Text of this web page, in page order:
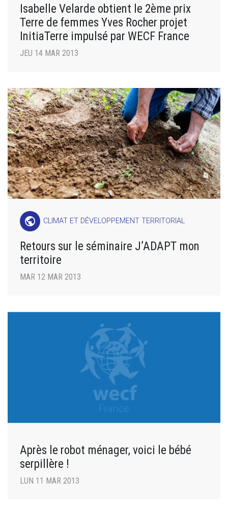
Isabelle Velarde obtient le 2ème prix
Terre de femmes Yves Rocher projet
InitiaTerre impulsé par WECF France
JEU 14 MAR 2013
public CLIMAT ET DÉVELOPPEMENT TERRITORIAL
Retours sur le séminaire J’ADAPT mon
territoire
MAR 12 MAR 2013
Après le robot ménager, voici le bébé
serpillère !
LUN 11 MAR 2013